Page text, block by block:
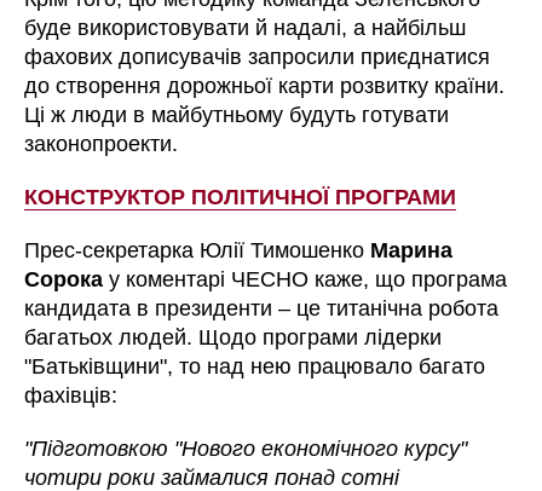
буде використовувати й надалі, а найбільш
фахових дописувачів запросили приєднатися
до створення дорожньої карти розвитку країни.
Ці ж люди в майбутньому будуть готувати
законопроекти.
КОНСТРУКТОР ПОЛІТИЧНОЇ ПРОГРАМИ
Прес-секретарка Юлії Тимошенко Марина
Сорока у коментарі ЧЕСНО каже, що програма
кандидата в президенти – це титанічна робота
багатьох людей. Щодо програми лідерки
"Батьківщини", то над нею працювало багато
фахівців:
"Підготовкою "Нового економічного курсу"
чотири роки займалися понад сотні